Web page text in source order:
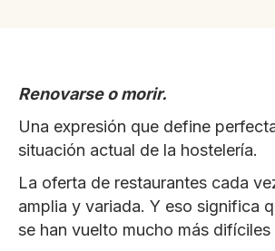
Renovarse o morir.
Una expresión que define
situación actual de la hostelería.
La oferta de restaurantes cada
amplia y variada. Y eso significa
se han vuelto mucho más difíciles